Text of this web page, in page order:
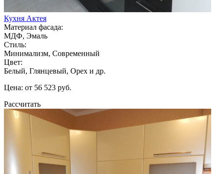
Кухня Актея
Материал фасада:
МДФ, Эмаль
Стиль:
Минимализм, Современный
Цвет:
Белый, Глянцевый, Орех и др.
Цена: от 56 523 руб.
Рассчитать